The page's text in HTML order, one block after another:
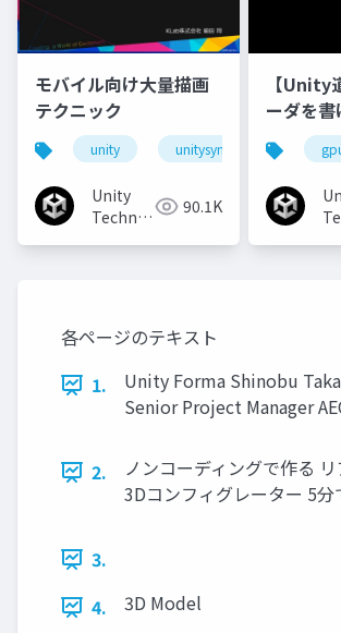
モバイル向け大量描画
テクニック
unity unitysync
Unity
Technologies90.1K
【Unity
ーダを
マになろ
各ページのテキスト
1.
Unity Forma Shinobu
Senior Project Manager
2.
ノンコーディングで作る
3Dコンフィグレーター 5分
3.
4.
3D Model